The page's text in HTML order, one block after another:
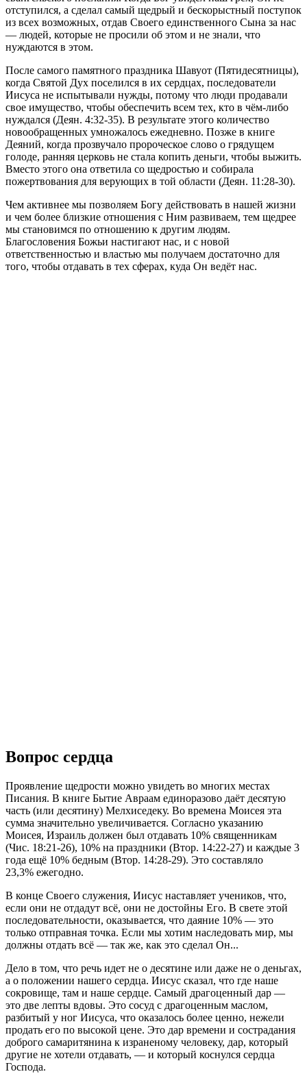
отступился, а сделал самый щедрый и бескорыстный поступок
из всех возможных, отдав Своего единственного Сына за нас
— людей, которые не просили об этом и не знали, что
нуждаются в этом.
После самого памятного праздника Шавуот (Пятидесятницы),
когда Святой Дух поселился в их сердцах, последователи
Иисуса не испытывали нужды, потому что люди продавали
свое имущество, чтобы обеспечить всем тех, кто в чём-либо
нуждался (Деян. 4:32-35). В результате этого количество
новообращенных умножалось ежедневно. Позже в книге
Деяний, когда прозвучало пророческое слово о грядущем
голоде, ранняя церковь не стала копить деньги, чтобы выжить.
Вместо этого она ответила со щедростью и собирала
пожертвования для верующих в той области (Деян. 11:28-30).
Чем активнее мы позволяем Богу действовать в нашей жизни
и чем более близкие отношения с Ним развиваем, тем щедрее
мы становимся по отношению к другим людям.
Благословения Божьи настигают нас, и с новой
ответственностью и властью мы получаем достаточно для
того, чтобы отдавать в тех сферах, куда Он ведёт нас.
Вопрос сердца
Проявление щедрости можно увидеть во многих местах
Писания. В книге Бытие Авраам единоразово даёт десятую
часть (или десятину) Мелхиседеку. Во времена Моисея эта
сумма значительно увеличивается. Согласно указанию
Моисея, Израиль должен был отдавать 10% священникам
(Чис. 18:21-26), 10% на праздники (Втор. 14:22-27) и каждые 3
года ещё 10% бедным (Втор. 14:28-29). Это составляло
23,3% ежегодно.
В конце Своего служения, Иисус наставляет учеников, что,
если они не отдадут всё, они не достойны Его. В свете этой
последовательности, оказывается, что даяние 10% — это
только отправная точка. Если мы хотим наследовать мир, мы
должны отдать всё — так же, как это сделал Он...
Дело в том, что речь идет не о десятине или даже не о деньгах,
а о положении нашего сердца. Иисус сказал, что где наше
сокровище, там и наше сердце. Самый драгоценный дар —
это две лепты вдовы. Это сосуд с драгоценным маслом,
разбитый у ног Иисуса, что оказалось более ценно, нежели
продать его по высокой цене. Это дар времени и сострадания
доброго самаритянина к израненому человеку, дар, который
другие не хотели отдавать, — и который коснулся сердца
Господа.